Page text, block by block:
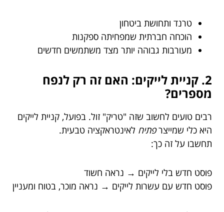
טרנד ותחושת ביטחון
הוכחה חברתית שמפחיתה ספקנות
מעורבות גבוהה יותר מצד משתמשים חדשים
2. קניית לייקים: האם זה רק לנפח
מספרים?
רבים טועים לחשוב שזה "טריק" זול. בפועל, קניית לייקים
היא כלי שמייצרפתיח לאינטראקציה טבעית.
תחשבו על זה כך:
פוסט חדש בלי לייקים → נראה חשוד
פוסט חדש עם עשרות לייקים → נראה מוכר, בטוח ומעניין